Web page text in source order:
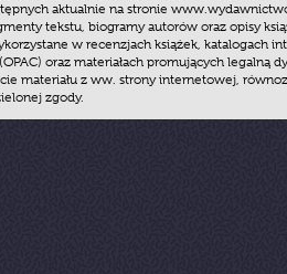
aktualnie na stronie
tekstu, biogramy autorów oraz opisy
w recenzjach książek, katalogach
oraz materiałach promujących legalną
materiału z ww. strony internetowej,
zgody.